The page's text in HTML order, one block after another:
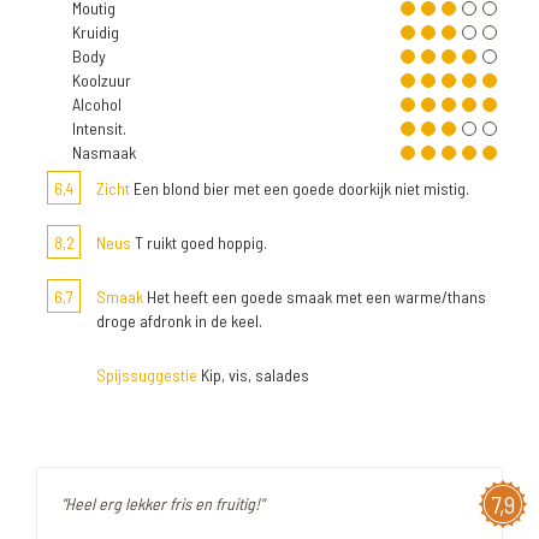
Moutig
Kruidig
Body
Koolzuur
Alcohol
Intensit.
Nasmaak
6,4
Zicht Een blond bier met een goede doorkijk niet mistig.
8,2 Neus T ruikt goed hoppig.
6,7 Smaak Het heeft een goede smaak met een warme/thans
droge afdronk in de keel.
Spijssuggestie Kip, vis, salades
7,9
"Heel erg lekker fris en fruitig!"